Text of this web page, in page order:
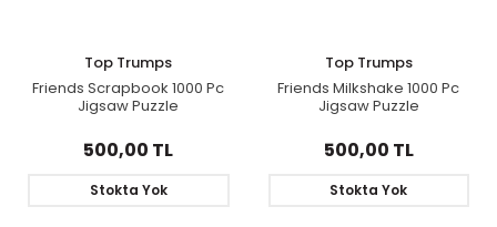
Top Trumps
Friends Scrapbook 1000 Pc
Jigsaw Puzzle
500,00 TL
Stokta Yok
Top Trumps
Friends Milkshake 1000 Pc
Jigsaw Puzzle
500,00 TL
Stokta Yok